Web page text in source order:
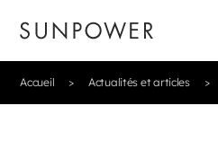
Accueil Actualités et articles